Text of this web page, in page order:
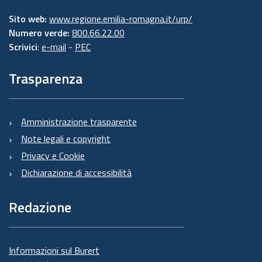
Sito web: www.regione.emilia-romagna.it/urp/
Numero verde: 800.66.22.00
Scrivici: e-mail - PEC
Trasparenza
Amministrazione trasparente
Note legali e copyright
Privacy e Cookie
Dichiarazione di accessibilità
Redazione
Informazioni sul Burert